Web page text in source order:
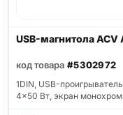
USB-магнитола ACV
код товара #5302972
1DIN, USB-
4x50 Вт, экран